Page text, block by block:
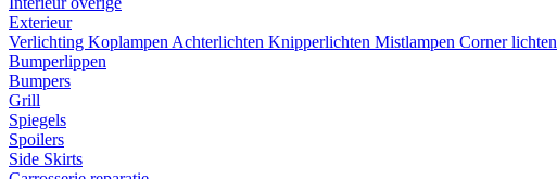
Exterieur
Verlichting Koplampen Achterlichten Knipperlichten Mistlampen Corner lichten
Bumperlippen
Bumpers
Grill
Spiegels
Spoilers
Side Skirts